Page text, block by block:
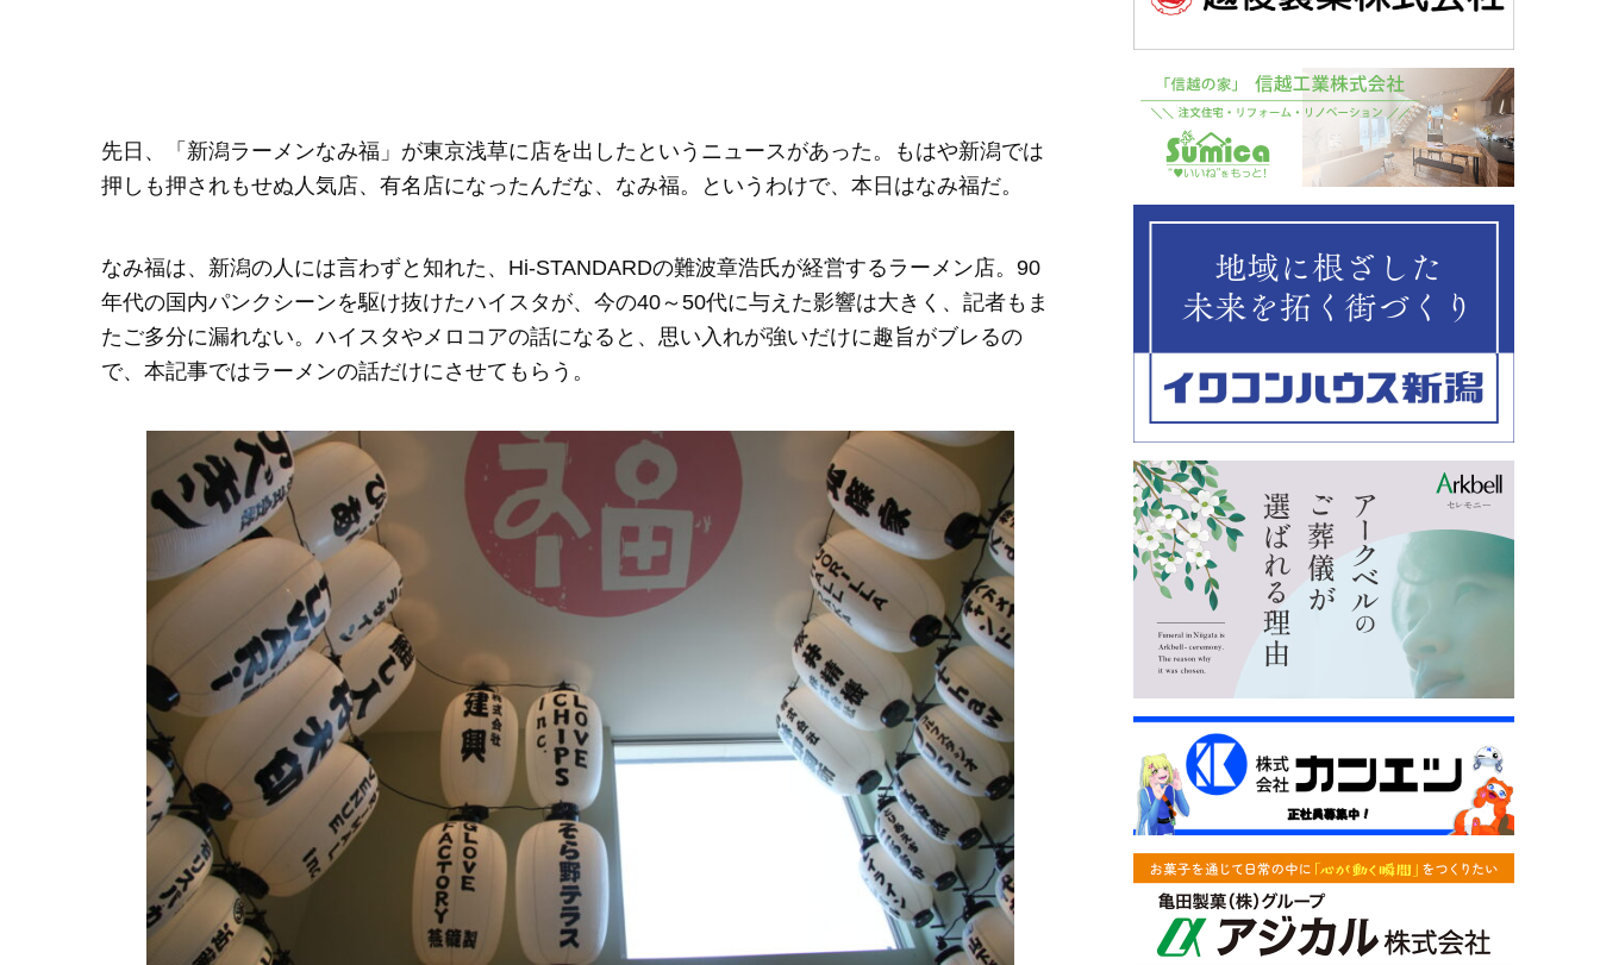
先日、「新潟ラーメンなみ福」が東京浅草に店を出したというニュースがあった。もはや新潟では
押しも押されもせぬ人気店、有名店になったんだな、なみ福。というわけで、本日はなみ福だ。
なみ福は、新潟の人には言わずと知れた、Hi-STANDARDの難波章浩氏が経営するラーメン店。90
年代の国内パンクシーンを駆け抜けたハイスタが、今の40～50代に与えた影響は大きく、記者もま
たご多分に漏れない。ハイスタやメロコアの話になると、思い入れが強いだけに趣旨がブレるの
で、本記事ではラーメンの話だけにさせてもらう。